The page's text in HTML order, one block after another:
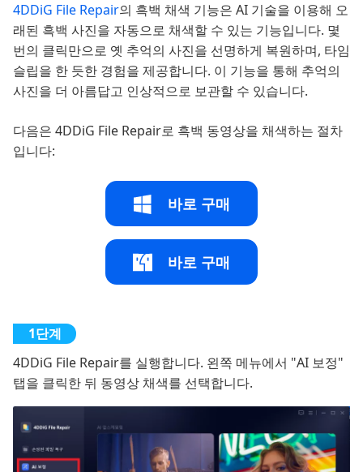
4DDiG File Repair의 흑백 채색 기능은 AI 기술을 이용해 오
래된 흑백 사진을 자동으로 채색할 수 있는 기능입니다. 몇
번의 클릭만으로 옛 추억의 사진을 선명하게 복원하며, 타임
슬립을 한 듯한 경험을 제공합니다. 이 기능을 통해 추억의
사진을 더 아름답고 인상적으로 보관할 수 있습니다.
다음은 4DDiG File Repair로 흑백 동영상을 채색하는 절차
입니다:
바로 구매
바로 구매
4DDiG File Repair를 실행합니다. 왼쪽 메뉴에서 "AI 보정"
탭을 클릭한 뒤 동영상 채색를 선택합니다.